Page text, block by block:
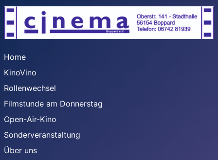
Home
KinoVino
Rollenwechsel
Filmstunde am Donnerstag
Open-Air-Kino
Sonderveranstaltung
Über uns